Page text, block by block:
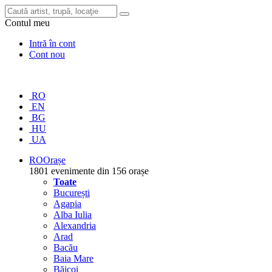
Contul meu
Intră în cont
Cont nou
RO
EN
BG
HU
UA
ROOrașe
1801 evenimente din 156 orașe
Toate
București
Agapia
Alba Iulia
Alexandria
Arad
Bacău
Baia Mare
Băicoi